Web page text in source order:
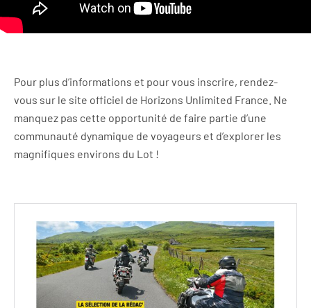
Pour plus d’informations et pour vous inscrire, rendez-
vous sur le site officiel de Horizons Unlimited France. Ne
manquez pas cette opportunité de faire partie d’une
communauté dynamique de voyageurs et d’explorer les
magnifiques environs du Lot !